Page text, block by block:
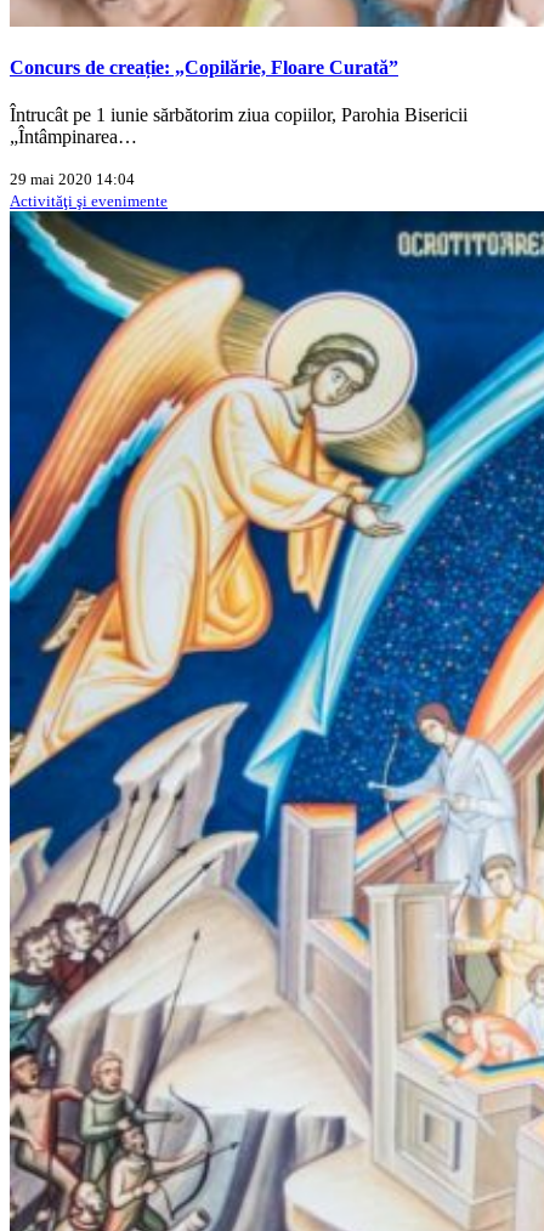
Concurs de creație: „Copilărie, Floare Curată”
Întrucât pe 1 iunie sărbătorim ziua copiilor, Parohia Bisericii
„Întâmpinarea…
29 mai 2020 14:04
Activităţi şi evenimente